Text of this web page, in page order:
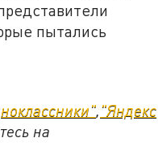
пытались
, "Яндекс
на